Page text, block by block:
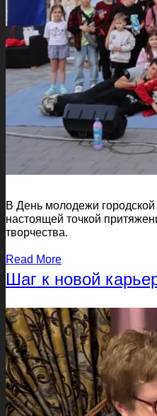
В День молодежи
настоящей точкой
творчества.
Read More
Шаг к новой